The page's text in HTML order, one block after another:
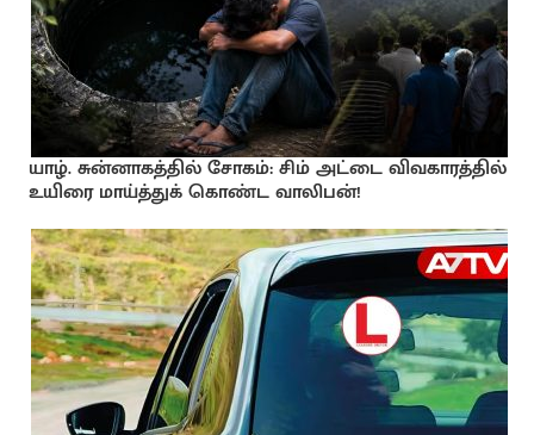
யாழ். சுன்னாகத்தில் சோகம்: சிம் அட்டை விவகாரத்தில்
உயிரை மாய்த்துக் கொண்ட வாலிபன்!